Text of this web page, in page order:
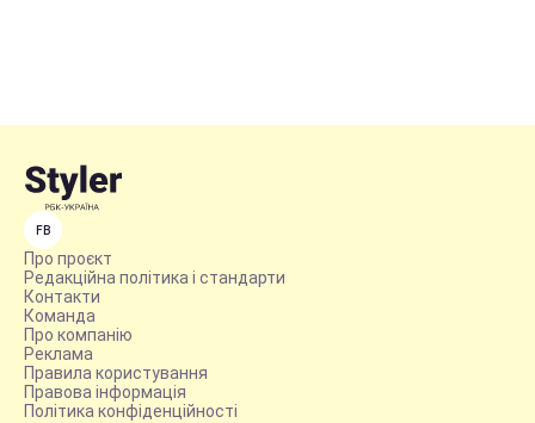
FB
Про проєкт
Редакційна політика і стандарти
Контакти
Команда
Про компанію
Реклама
Правила користування
Правова інформація
Політика конфіденційності